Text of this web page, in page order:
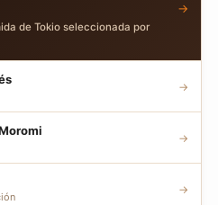
de Tokio seleccionada por
→
→
→
→